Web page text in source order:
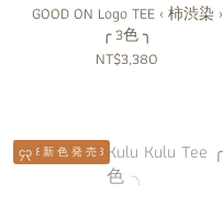
GOOD ON Logo TEE ‹ 柿渋染 ›
╭ 3色 ╮
NT$3,380
၄၃ ꒰ 新 色 発 売 ꒱